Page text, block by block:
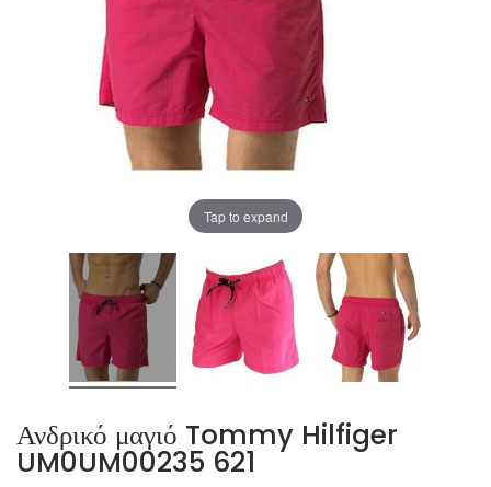
Tap to expand
Ανδρικό μαγιό Tommy Hilfiger
UM0UM00235 621